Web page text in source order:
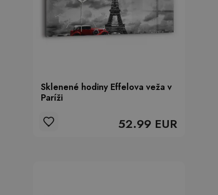
Sklenené hodiny Effelova veža v
Paríži
52.99 EUR